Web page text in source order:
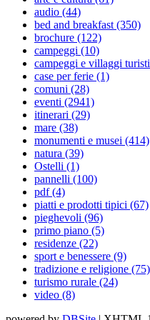
audio (44)
bed and breakfast (350)
brochure (122)
campeggi (10)
campeggi e villaggi
case per ferie (1)
comuni (28)
eventi (2941)
itinerari (29)
mare (38)
monumenti e musei (414)
natura (39)
Ostelli (1)
pannelli (100)
pdf (4)
piatti e prodotti tipici (67)
pieghevoli (96)
primo piano (5)
residenze (22)
sport e benessere (9)
tradizione e religione (75)
turismo rurale (24)
video (8)